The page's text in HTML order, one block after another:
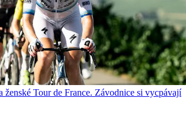
ženské Tour de France. Závodnice si vycpávají